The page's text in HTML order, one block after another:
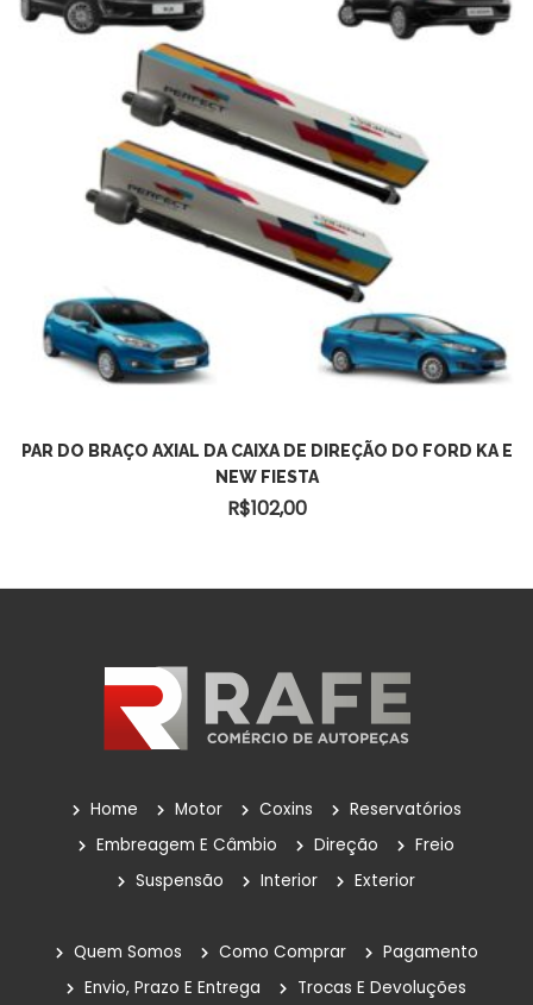
PAR DO BRAÇO AXIAL DA CAIXA DE DIREÇÃO DO FORD KA E
NEW FIESTA
R$102,00
Home Motor Coxins
Reservatórios
Embreagem E Câmbio
Direção
Freio
Suspensão
Interior Exterior
Quem Somos Como Comprar
Pagamento
Envio, Prazo E Entrega
Trocas E Devoluções